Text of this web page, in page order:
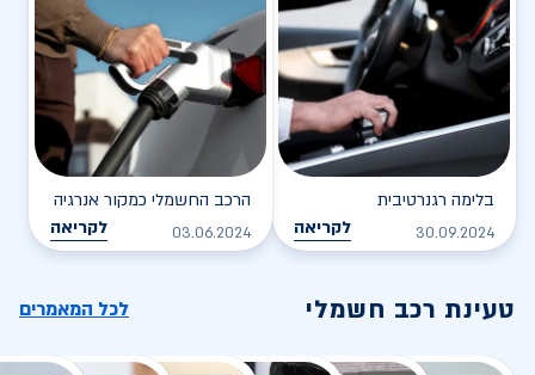
בלימה רגנרטיבית
30.09.2024 לקריאה
הרכב החשמלי כמקור אנרגיה
03.06.2024 לקריאה
טעינת רכב חשמלי לכל המאמרים